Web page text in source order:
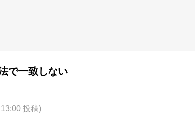
で一致しない
投稿)